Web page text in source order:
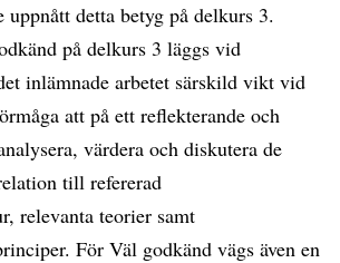
uppnått detta betyg på delkurs 3.
på delkurs 3 läggs vid
inlämnade arbetet särskild vikt vid
att på ett reflekterande och
värdera och diskutera de
till refererad
relevanta teorier samt
För Väl godkänd vägs även en